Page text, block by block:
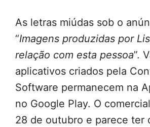
As letras miúdas sob o
“Imagens produzidas por
relação com esta pessoa”.
aplicativos criados pela
Software permanecem na
no Google Play. O
28 de outubro e parece ter